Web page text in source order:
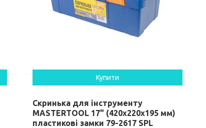
Купити
Скринька для інструменту
MASTERTOOL 17" (420х220х195 мм)
пластикові замки 79-2617 SPL